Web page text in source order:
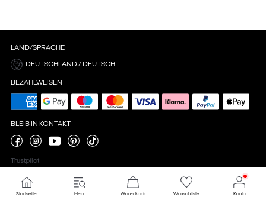
LAND/SPRACHE
DEUTSCHLAND / DEUTSCH
BEZAHLWEISEN
BLEIB IN KONTAKT
Trustpilot
Startseite Menu Warenkorb Wunschliste Konto